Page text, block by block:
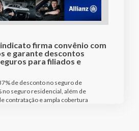
firma convênio com
e garante descontos
para filiados e
de desconto no seguro de
no seguro residencial, além de
contratação e ampla cobertura